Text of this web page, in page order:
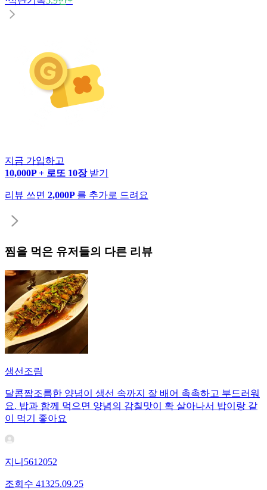
지금 가입하고
10,000P + 로또 10장 받기
리뷰 쓰면 2,000P 를 추가로 드려요
찜을 먹은 유저들의 다른 리뷰
생선조림
달콤짭조름한 양념이 생선 속까지 잘 배어 촉촉하고 부드러워
요. 밥과 함께 먹으면 양념의 감칠맛이 확 살아나서 밥이랑 같
이 먹기 좋아요
지니5612052
조회수 41325.09.25